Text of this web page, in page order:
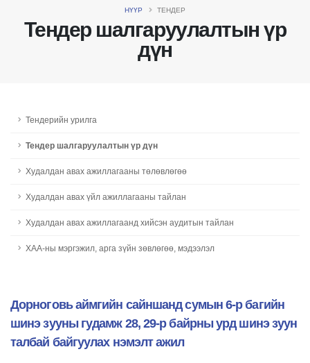
НҮҮР ТЕНДЕР
Тендер шалгаруулалтын үр
дүн
Тендерийн урилга
Тендер шалгаруулалтын үр дүн
Худалдан авах ажиллагааны төлөвлөгөө
Худалдан авах үйл ажиллагааны тайлан
Худалдан авах ажиллагаанд хийсэн аудитын тайлан
ХАА-ны мэргэжил, арга зүйн зөвлөгөө, мэдээлэл
Дорноговь аймгийн сайншанд сумын 6-р багийн
шинэ зууны гудамж 28, 29-р байрны урд шинэ зуун
талбай байгуулах нэмэлт ажил